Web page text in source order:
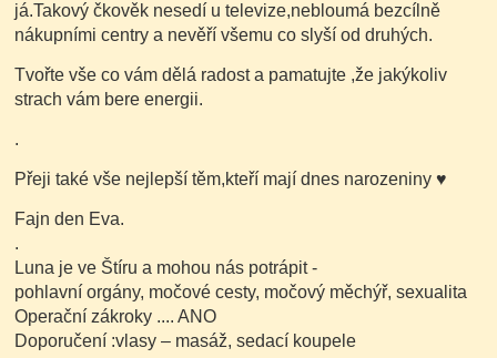
já.Takový čkověk nesedí u televize,nebloumá bezcílně
nákupními centry a nevěří všemu co slyší od druhých.
Tvořte vše co vám dělá radost a pamatujte ,že jakýkoliv
strach vám bere energii.
.
Přeji také vše nejlepší těm,kteří mají dnes narozeniny♥
Fajn den Eva.
.
Luna je ve Štíru a mohou nás potrápit -
pohlavní orgány, močové cesty, močový měchýř, sexualita
Operační zákroky .... ANO
Doporučení :vlasy – masáž, sedací koupele